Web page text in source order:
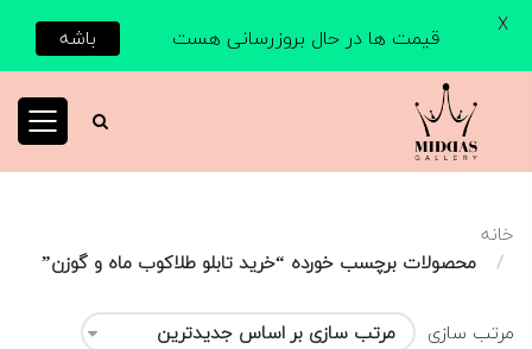
خانه
محصولات برچسب خورده “خرید تابلو طلاکوب ماه و گوزن”
مرتب سازی
قیمت ها در حال بروزرسانی هست باشه X